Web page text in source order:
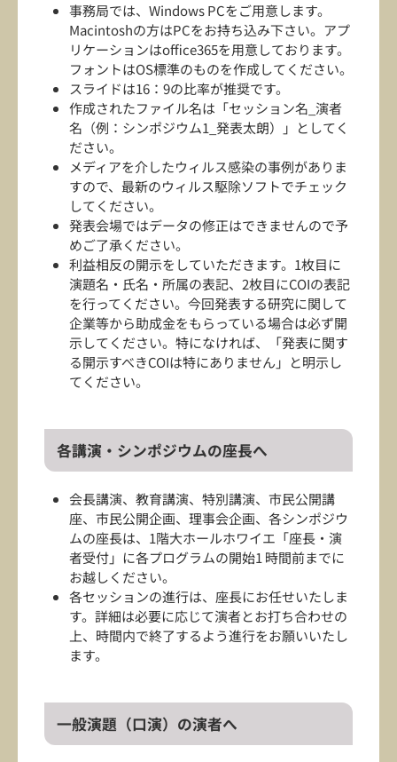
事務局では、Windows PCをご用意します。
Macintoshの方はPCをお持ち込み下さい。アプ
リケーションはoffice365を用意しております。
フォントはOS標準のものを作成してください。
スライドは16：9の比率が推奨です。
作成されたファイル名は「セッション名_演者
名（例：シンポジウム1_発表太朗）」としてく
ださい。
メディアを介したウィルス感染の事例がありま
すので、最新のウィルス駆除ソフトでチェック
してください。
発表会場ではデータの修正はできませんので予
めご了承ください。
利益相反の開示をしていただきます。1枚目に
演題名・氏名・所属の表記、2枚目にCOIの表記
を行ってください。今回発表する研究に関して
企業等から助成金をもらっている場合は必ず開
示してください。特になければ、「発表に関す
る開示すべきCOIは特にありません」と明示し
てください。
各講演・シンポジウムの座長へ
会長講演、教育講演、特別講演、市民公開講
座、市民公開企画、理事会企画、各シンポジウ
ムの座長は、1階大ホールホワイエ「座長・演
者受付」に各プログラムの開始1 時間前までに
お越しください。
各セッションの進行は、座長にお任せいたしま
す。詳細は必要に応じて演者とお打ち合わせの
上、時間内で終了するよう進行をお願いいたし
ます。
一般演題（口演）の演者へ